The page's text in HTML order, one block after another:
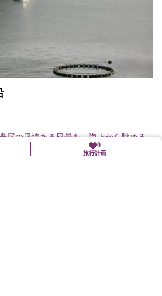
屋の風情ある風景を、海上から眺める
25分
0
旅行計画